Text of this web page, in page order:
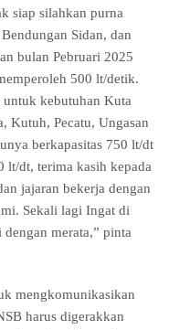
siap silahkan purna
Sidan, dan
bulan Pebruari 2025
500 lt/detik.
kebutuhan Kuta
Kutuh, Pecatu, Ungasan
berkapasitas 750 lt/dt
lt/dt, terima kasih kepada
jajaran bekerja dengan
Sekali lagi Ingat di
merata,” pinta
mengkomunikasikan
harus digerakkan